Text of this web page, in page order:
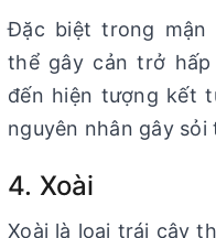
Đặc biệt trong mận
thể gây cản trở
đến hiện tượng kết
nguyên nhân gây sỏi
4. Xoài
Xoài là loại trái cây